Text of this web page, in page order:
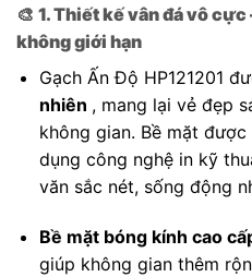
🎨 1. Thiết kế vân đá vô
không giới hạn
Gạch Ấn Độ HP121201
nhiên , mang lại vẻ đẹp
không gian. Bề mặt
dụng công nghệ in kỹ
văn sắc nét, sống động
Bề mặt bóng kính cao
giúp không gian thêm